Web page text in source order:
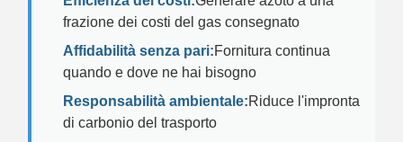
frazione dei costi del gas consegnato
Affidabilità senza pari:Fornitura continua
quando e dove ne hai bisogno
Responsabilità ambientale:Riduce l'impronta
di carbonio del trasporto